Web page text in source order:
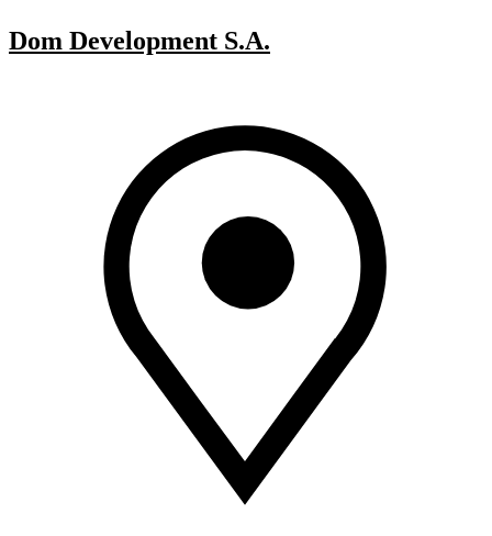
Dom Development S.A.